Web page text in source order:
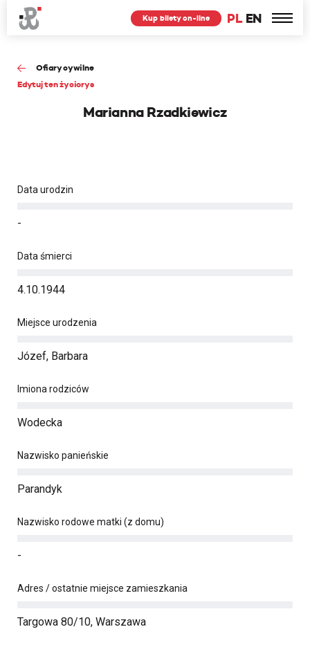
PL EN
Kup bilety on-line
Ofiary cywilne
Edytuj ten życiorys
Marianna Rzadkiewicz
Data urodzin
-
Data śmierci
4.10.1944
Miejsce urodzenia
Józef, Barbara
Imiona rodziców
Wodecka
Nazwisko panieńskie
Parandyk
Nazwisko rodowe matki (z domu)
-
Adres / ostatnie miejsce zamieszkania
Targowa 80/10, Warszawa